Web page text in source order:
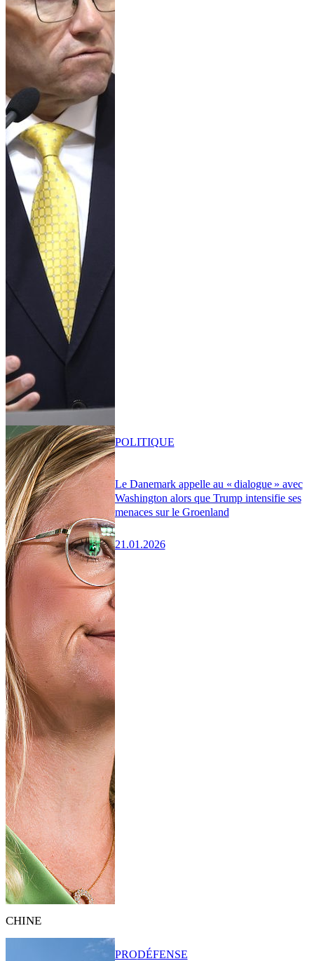
Le Danemark appelle au « dialogue » avec
Washington alors que Trump intensifie ses
menaces sur le Groenland
21.01.2026
POLITIQUE
CHINE
PRODÉFENSE